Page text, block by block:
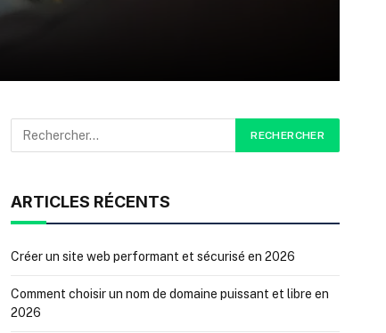
ARTICLES RÉCENTS
Créer un site web performant et sécurisé en 2026
Comment choisir un nom de domaine puissant et libre en
2026